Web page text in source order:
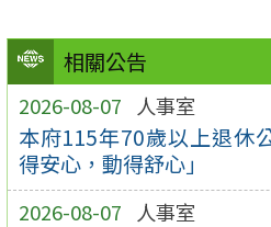
相關公告
2026-08-07 人事室
本府115年70歲以上退休
得安心，動得舒心」
2026-08-07 人事室